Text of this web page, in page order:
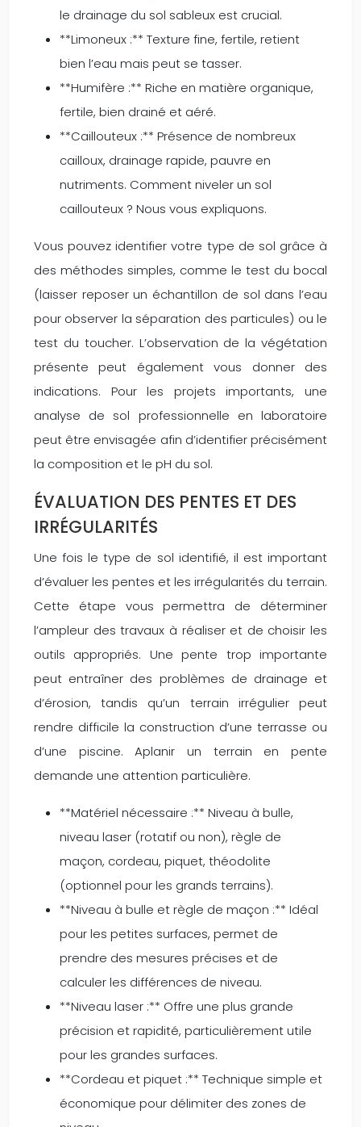
le drainage du sol sableux est crucial.
**Limoneux :** Texture fine, fertile, retient
bien l’eau mais peut se tasser.
**Humifère :** Riche en matière organique,
fertile, bien drainé et aéré.
**Caillouteux :** Présence de nombreux
cailloux, drainage rapide, pauvre en
nutriments. Comment niveler un sol
caillouteux ? Nous vous expliquons.
Vous pouvez identifier votre type de sol grâce à
des méthodes simples, comme le test du bocal
(laisser reposer un échantillon de sol dans l’eau
pour observer la séparation des particules) ou le
test du toucher. L’observation de la végétation
présente peut également vous donner des
indications. Pour les projets importants, une
analyse de sol professionnelle en laboratoire
peut être envisagée afin d’identifier précisément
la composition et le pH du sol.
ÉVALUATION DES PENTES ET DES
IRRÉGULARITÉS
Une fois le type de sol identifié, il est important
d’évaluer les pentes et les irrégularités du terrain.
Cette étape vous permettra de déterminer
l’ampleur des travaux à réaliser et de choisir les
outils appropriés. Une pente trop importante
peut entraîner des problèmes de drainage et
d’érosion, tandis qu’un terrain irrégulier peut
rendre difficile la construction d’une terrasse ou
d’une piscine. Aplanir un terrain en pente
demande une attention particulière.
**Matériel nécessaire :** Niveau à bulle,
niveau laser (rotatif ou non), règle de
maçon, cordeau, piquet, théodolite
(optionnel pour les grands terrains).
**Niveau à bulle et règle de maçon :** Idéal
pour les petites surfaces, permet de
prendre des mesures précises et de
calculer les différences de niveau.
**Niveau laser :** Offre une plus grande
précision et rapidité, particulièrement utile
pour les grandes surfaces.
**Cordeau et piquet :** Technique simple et
économique pour délimiter des zones de